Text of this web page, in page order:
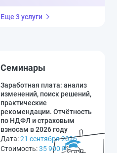
Еще 3 услуги
Семинары
Заработная плата: анализ
изменений, поиск решений,
практические
рекомендации. Отчётность
по НДФЛ и страховым
взносам в 2026 году
Дата:21 сентября 2026
Стоимость:35 900 ₽